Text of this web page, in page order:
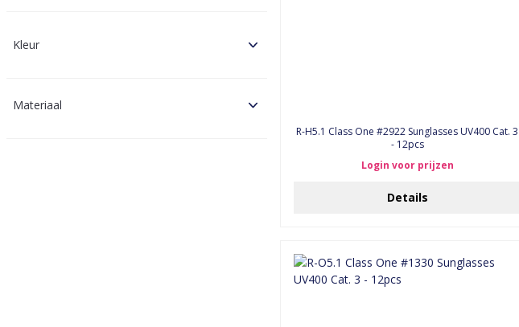
Kleur
Materiaal
R-H5.1 Class One #2922 Sunglasses UV400 Cat. 3
- 12pcs
Login voor prijzen
Details